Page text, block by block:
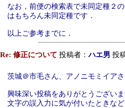
なお，前便の検索表で未同定種２
はもちろん未同定種です．
以上ご参考までに．
Re: 修正について 投稿者：ハエ男 投
茨城＠市毛さん、アノニモミイアさ
興味深い投稿をありがとうございま
文字の誤入力に気が付いたときな